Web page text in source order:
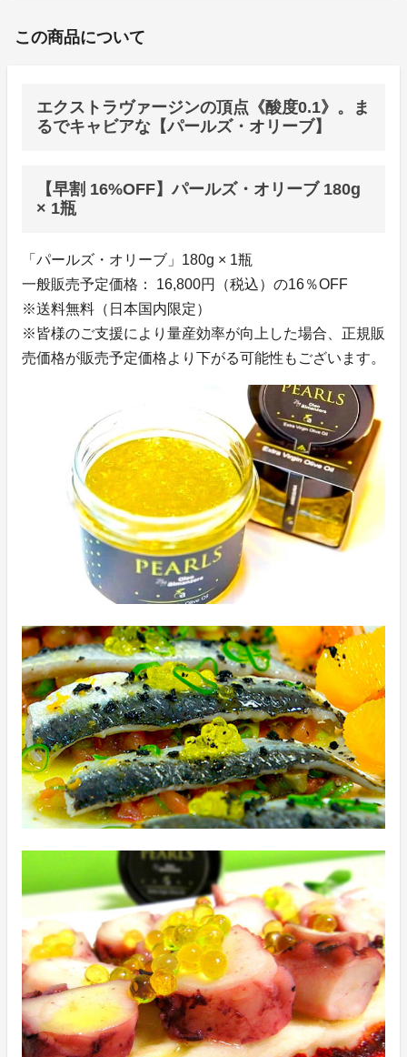
この商品について
エクストラヴァージンの頂点《酸度0.1》。ま
るでキャビアな【パールズ・オリーブ】
【早割 16%OFF】パールズ・オリーブ 180g
× 1瓶
「パールズ・オリーブ」180g × 1瓶
一般販売予定価格： 16,800円（税込）の16％OFF
※送料無料（日本国内限定）
※皆様のご支援により量産効率が向上した場合、正規販
売価格が販売予定価格より下がる可能性もございます。